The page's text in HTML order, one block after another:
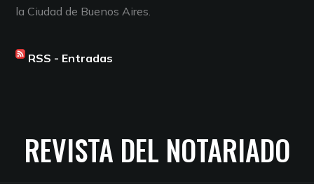
la Ciudad de Buenos Aires.
RSS - Entradas
REVISTA DEL NOTARIADO